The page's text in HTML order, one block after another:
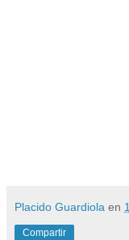
Placido Guardiola en
Compartir